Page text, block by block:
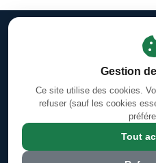
Horaires des prières d'Orléans-
Sourates
Calendrier Hégirien/
4 Rue Jules Ferry,
© 2026 Grande Mosquée Annour
Gestion
Ce site utilise des cookies.
refuser (sauf les cookies
Tout